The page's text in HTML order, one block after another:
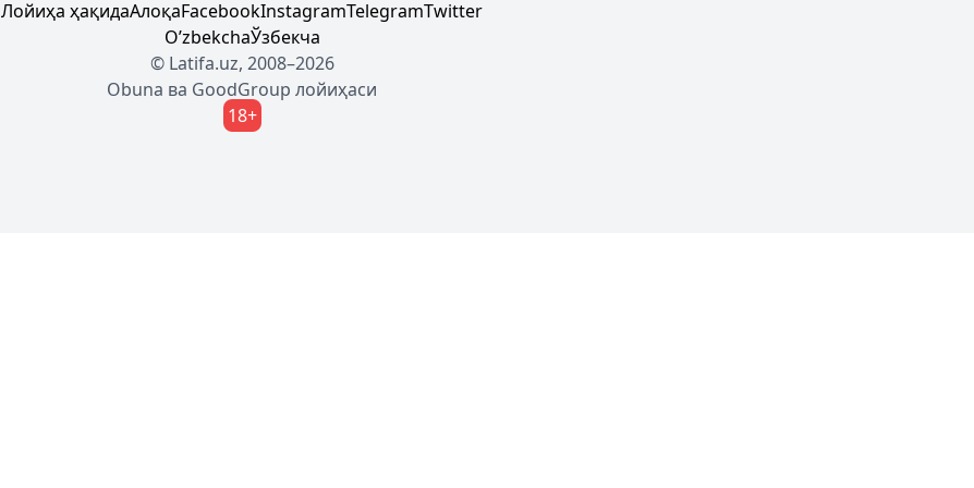
Лойиҳа ҳақидаАлоқаFacebookInstagramTelegramTwitter
OʼzbekchaЎзбекча
© Latifa.uz, 2008–2026
Obuna ва GoodGroup лойиҳаси
18+